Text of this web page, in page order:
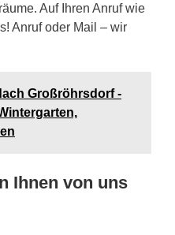
Auf Ihren Anruf wie
Anruf oder Mail – wir
Großröhrsdorf -
Ihnen von uns